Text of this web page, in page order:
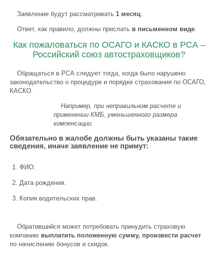
Заявление будут рассматривать 1 месяц.
Ответ, как правило, должны прислать в письменном виде.
Как пожаловаться по ОСАГО и КАСКО в РСА –
Российский союз автостраховщиков?
Обращаться в РСА следует тогда, когда было нарушено
законодательство о процедуре и порядке страхования по ОСАГО,
КАСКО.
Например, при неправильном расчете и
применении КМБ, уменьшенного размера
компенсации.
Обязательно в жалобе должны быть указаны такие
сведения, иначе заявление не примут:
ФИО.
Дата рождения.
Копия водительских прав.
Обратившийся может потребовать принудить страховую
компанию выплатить положенную сумму, произвести расчет
по начислению бонусов и скидок.